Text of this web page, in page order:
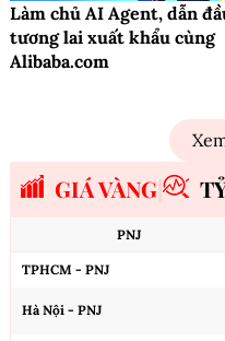
Làm chủ AI Agent, dẫn
tương lai xuất khẩu cùng
Alibaba.com
GIÁ VÀNG
PNJ
TPHCM - PNJ
Hà Nội - PNJ